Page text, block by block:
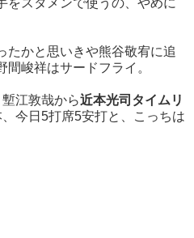
をスタメンで使うの、やめに
たかと思いきや熊谷敬宥に追
峻祥はサードフライ。
江敦哉から近本光司タイムリ
今日5打席5安打と、こっちは